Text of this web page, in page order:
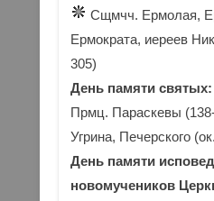
Сщмчч. Ермолая,
Ермократа, иереев
305)
День памяти святых:
Прмц. Параскевы
Угрина, Печерского
День памяти
новомучеников